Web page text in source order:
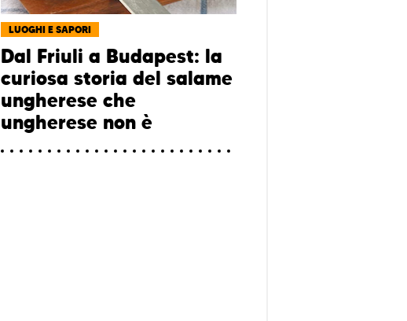
LUOGHI E SAPORI
Dal Friuli a Budapest: la
curiosa storia del salame
ungherese che
ungherese non è